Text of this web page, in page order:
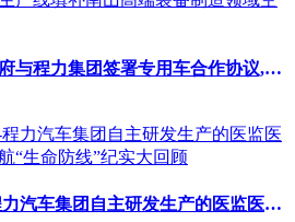
西藏自治区人民政府与程力集团签署专用车合作协议,引进程力汽车制造生产线填补南山高端装备制造领域空白!
护航星河归途----程力汽车集团自主研发生产的医监医保车筑牢航天员返航“生命防线”纪实大回顾